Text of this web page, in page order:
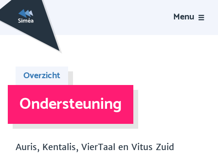
Menu
Overzicht
Ondersteuning
Auris, Kentalis, VierTaal en Vitus Zuid